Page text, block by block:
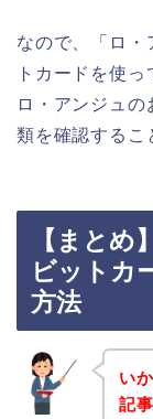
なので、「ロ・
トカードを使
ロ・アンジュ
類を確認するこ
【まと
ビットカ
方法
い
記